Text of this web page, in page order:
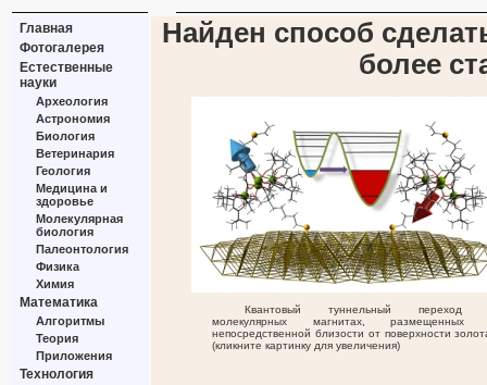
Главная
Фотогалерея
Естественные
науки
Археология
Астрономия
Биология
Ветеринария
Геология
Медицина и
здоровье
Молекулярная
биология
Палеонтология
Физика
Химия
Математика
Алгоритмы
Теория
Приложения
Технология
Найден способ
более
Квантовый туннельный переход
молекулярных магнитах, размещенных
непосредственной близости от поверхности
(кликните картинку для увеличения)